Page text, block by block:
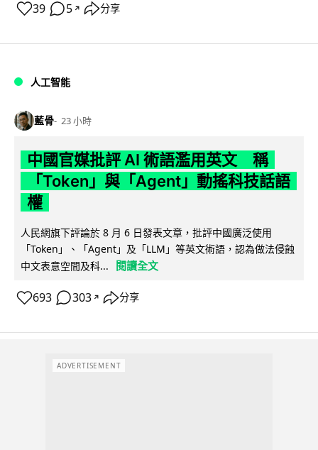
39 5 ↗ 分享
人工智能
藍骨 23 小時
中國官媒批評 AI 術語濫用英文 稱
「Token」與「Agent」動搖科技話語
權
人民網旗下評論於 8 月 6 日發表文章，批評中國廣泛使用
「Token」、「Agent」及「LLM」等英文術語，認為做法侵蝕
中文表意空間及科...
閱讀全文
693 303 ↗ 分享
ADVERTISEMENT